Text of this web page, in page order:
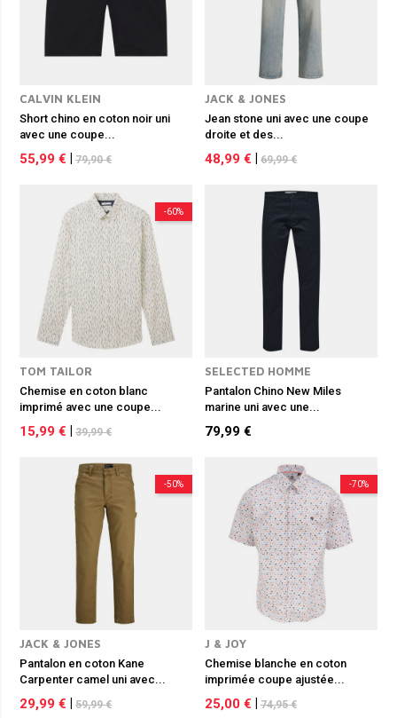
CALVIN KLEIN
Short chino en coton noir uni
avec une coupe...
55,99 € 79,90 €
JACK & JONES
Jean stone uni avec une coupe
droite et des...
48,99 € 69,99 €
-60%
TOM TAILOR
Chemise en coton blanc
imprimé avec une coupe...
15,99 € 39,99 €
SELECTED HOMME
Pantalon Chino New Miles
marine uni avec une...
79,99 €
-50%
JACK & JONES
Pantalon en coton Kane
Carpenter camel uni avec...
29,99 € 59,99 €
-70%
J & JOY
Chemise blanche en coton
imprimée coupe ajustée...
25,00 € 74,95 €